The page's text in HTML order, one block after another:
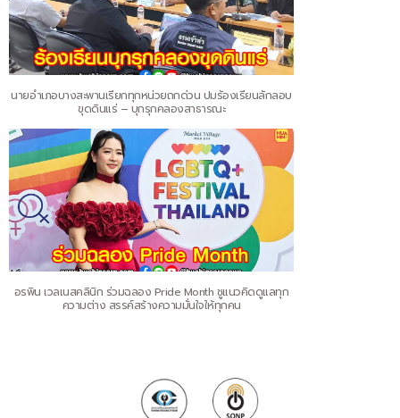
นายอำเภอบางสะพานเรียกทุกหน่วยถกด่วน ปมร้องเรียนลักลอบ
ขุดดินแร่ – บุกรุกคลองสาธารณะ
อรพิน เวลเนสคลินิก ร่วมฉลอง Pride Month ชูแนวคิดดูแลทุก
ความต่าง สรรค์สร้างความมั่นใจให้ทุกคน